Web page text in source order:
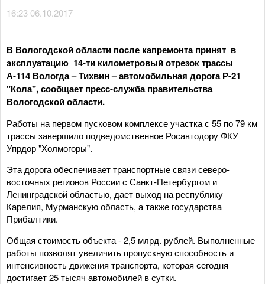
16:23 06.10.2017
В Вологодской области после капремонта принят в
эксплуатацию 14-ти километровый отрезок трассы
А-114 Вологда – Тихвин – автомобильная дорога Р-21
"Кола", сообщает пресс-служба правительства
Вологодской области.
Работы на первом пусковом комплексе участка с 55 по 79 км
трассы завершило подведомственное Росавтодору ФКУ
Упрдор "Холмогоры".
Эта дорога обеспечивает транспортные связи северо-
восточных регионов России с Санкт-Петербургом и
Ленинградской областью, дает выход на республику
Карелия, Мурманскую область, а также государства
Прибалтики.
Общая стоимость объекта - 2,5 млрд. рублей. Выполненные
работы позволят увеличить пропускную способность и
интенсивность движения транспорта, которая сегодня
достигает 25 тысяч автомобилей в сутки.